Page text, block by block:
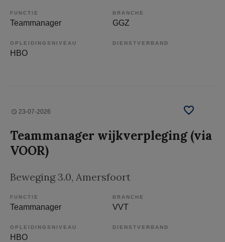
FUNCTIE
Teammanager
BRANCHE
GGZ
OPLEIDINGSNIVEAU
HBO
DIENSTVERBAND
23-07-2026
Teammanager wijkverpleging (via
VOOR)
Beweging 3.0, Amersfoort
FUNCTIE
Teammanager
BRANCHE
VVT
OPLEIDINGSNIVEAU
HBO
DIENSTVERBAND